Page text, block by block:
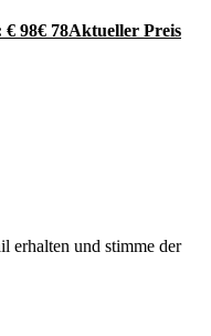
€ 98€ 78Aktueller Preis
erhalten und stimme der